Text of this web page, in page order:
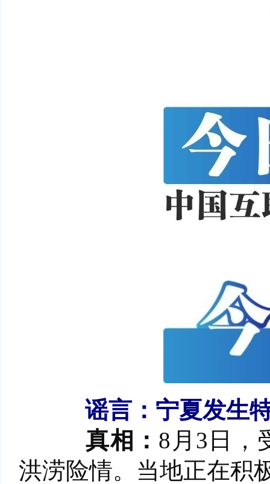
谣言：宁夏发生
真相： 8月3日，
洪涝险情。当地正在积